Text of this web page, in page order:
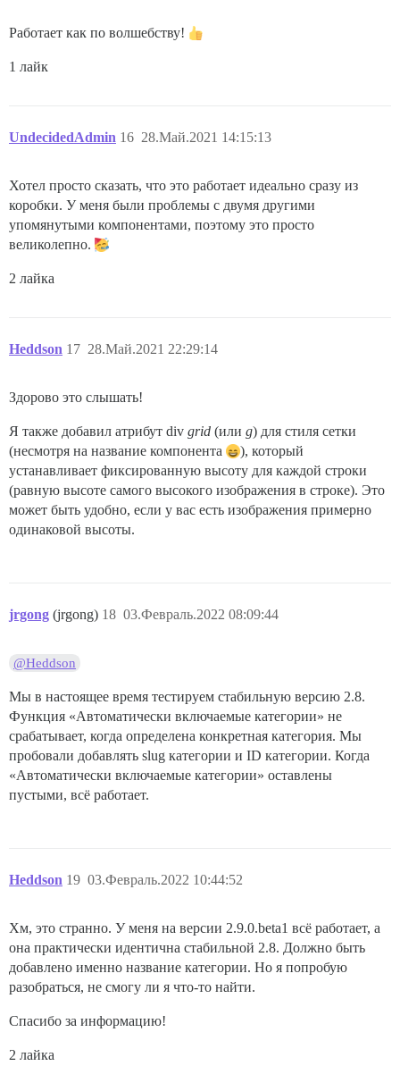
Работает как по волшебству!
1 лайк
UndecidedAdmin 28.Май.2021 14:15:13
16
Хотел просто сказать, что это работает идеально сразу из
коробки. У меня были проблемы с двумя другими
упомянутыми компонентами, поэтому это просто
великолепно.
2 лайка
Heddson 28.Май.2021 22:29:14
17
Здорово это слышать!
Я также добавил атрибут div grid (или g) для стиля сетки
(несмотря на название компонента
), который
устанавливает фиксированную высоту для каждой строки
(равную высоте самого высокого изображения в строке). Это
может быть удобно, если у вас есть изображения примерно
одинаковой высоты.
jrgong (jrgong) 03.Февраль.2022 08:09:44
18
@Heddson
Мы в настоящее время тестируем стабильную версию 2.8.
Функция «Автоматически включаемые категории» не
срабатывает, когда определена конкретная категория. Мы
пробовали добавлять slug категории и ID категории. Когда
«Автоматически включаемые категории» оставлены
пустыми, всё работает.
Heddson 03.Февраль.2022 10:44:52
19
Хм, это странно. У меня на версии 2.9.0.beta1 всё работает, а
она практически идентична стабильной 2.8. Должно быть
добавлено именно название категории. Но я попробую
разобраться, не смогу ли я что-то найти.
Спасибо за информацию!
2 лайка